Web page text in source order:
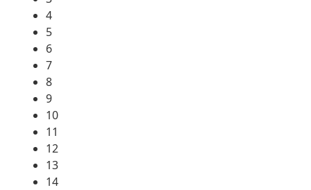
4
5
6
7
8
9
10
11
12
13
14